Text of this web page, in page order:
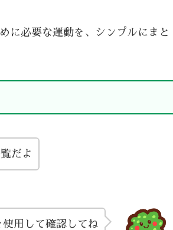
に必要な運動を、シンプルにまと
だよ
用して確認してね